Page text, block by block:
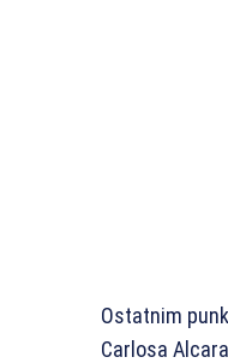
Ostatnim
Carlosa